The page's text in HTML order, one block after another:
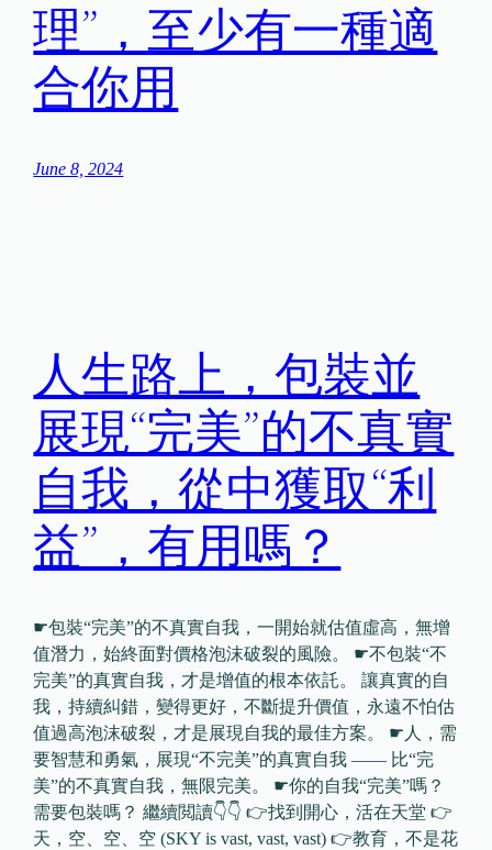
理”，至少有一種適
合你用
June 8, 2024
人生路上，包裝並
展現“完美”的不真實
自我，從中獲取“利
益”，有用嗎？
☛包裝“完美”的不真實自我，一開始就估值虛高，無增
值潛力，始終面對價格泡沫破裂的風險。 ☛不包裝“不
完美”的真實自我，才是增值的根本依託。 讓真實的自
我，持續糾錯，變得更好，不斷提升價值，永遠不怕估
值過高泡沫破裂，才是展現自我的最佳方案。 ☛人，需
要智慧和勇氣，展現“不完美”的真實自我 —— 比“完
美”的不真實自我，無限完美。 ☛你的自我“完美”嗎？
需要包裝嗎？ 繼續閲讀👇👇 👉找到開心，活在天堂 👉
天，空、空、空 (SKY is vast, vast, vast) 👉教育，不是花